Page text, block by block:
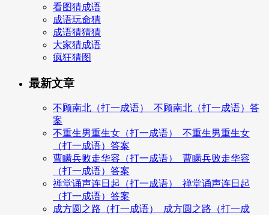
看图猜成语
成语玩命猜
成语猜猜猜
大家猜成语
疯狂猜图
最新文章
不顾南北（打一成语）_不顾南北（打一成语）答
案
不重生男重生女（打一成语）_不重生男重生女
（打一成语）答案
曹瞒兵败走华容（打一成语）_曹瞒兵败走华容
（打一成语）答案
禅堂诵声连日起（打一成语）_禅堂诵声连日起
（打一成语）答案
成方圆之路（打一成语）_成方圆之路（打一成